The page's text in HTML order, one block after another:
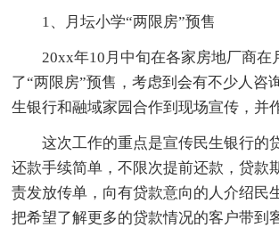
1、月坛小学“两限房”预售
20xx年10月中旬在各家房地厂商在
了“两限房”预售，考虑到会有不少人咨
生银行和融域家园合作到现场宣传，并
这次工作的重点是宣传民生银行的
还款手续简单，不限次提前还款，贷款
责发放传单，向有贷款意向的人介绍民
把希望了解更多的贷款情况的客户带到